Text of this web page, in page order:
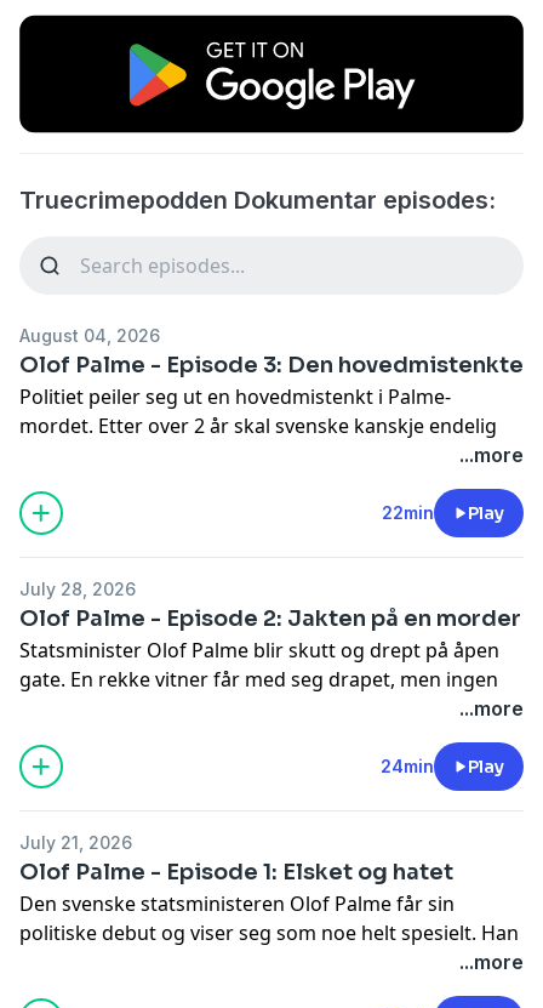
Truecrimepodden Dokumentar episodes:
August 04, 2026
Olof Palme - Episode 3: Den hovedmistenkte
Politiet peiler seg ut en hovedmistenkt i Palme-
mordet. Etter over 2 år skal svenske kanskje endelig
finne ut hvem som tok livet av statsminister Olof
Palme. Spørsmålet er bare om det finnes nok bevis -
og om politiet tar seg tid til å finne dem før det er for
sent.
...more
22min Play
July 28, 2026
Olof Palme - Episode 2: Jakten på en morder
Statsminister Olof Palme blir skutt og drept på åpen
gate. En rekke vitner får med seg drapet, men ingen
har sett morderen skikkelig. Dermed har politiet en
umulig oppgave foran seg. Hvem drepte Palme og
hvorfor? Om ikke politiet får fart på etterforskningen
vil ting aldri bli det samme igjen.
...more
24min Play
July 21, 2026
Olof Palme - Episode 1: Elsket og hatet
Den svenske statsministeren Olof Palme får sin
politiske debut og viser seg som noe helt spesielt. Han
endrer Sverige til det bedre for de med minst, men
ikke alle er like fornøyd med den nye statsministeren.
...more